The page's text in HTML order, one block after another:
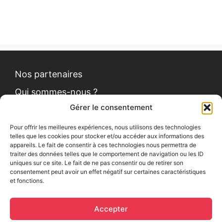
Gérer le consentement
Pour offrir les meilleures expériences, nous utilisons des technologies
telles que les cookies pour stocker et/ou accéder aux informations des
appareils. Le fait de consentir à ces technologies nous permettra de
traiter des données telles que le comportement de navigation ou les ID
uniques sur ce site. Le fait de ne pas consentir ou de retirer son
consentement peut avoir un effet négatif sur certaines caractéristiques
et fonctions.
Accepter
Nos partenaires
Qui sommes-nous ?
Politique de cookies
Le Petit News
Comment se procurer le guide ?